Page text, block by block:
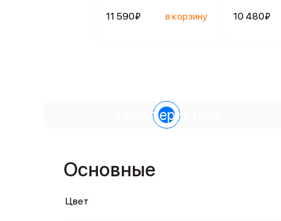
11 590₽ в корзину 10 480₽
Характеристики
Основные
Цвет